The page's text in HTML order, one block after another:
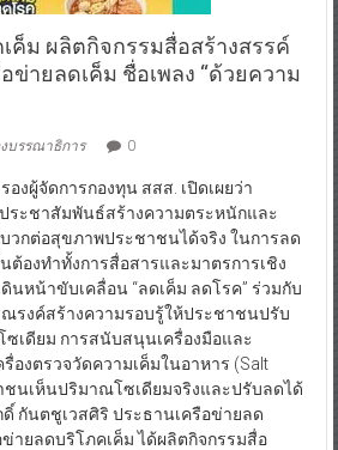
ค็ม ผลิตกิจกรรมสื่อสร้างสรรค์
ข่ายลดเค็ม ชื่อเพลง “ด้วยความ
บรรณาธิการ 0
องผู้จัดการกองทุน สสส. เปิดเผยว่า
ระชาสัมพันธ์สร้างความตระหนักและ
วกต่อสุขภาพประชาชนได้จริง ในการลด
ต้องทำทั้งการสื่อสารและมาตรการเชิง
นหน้าขับเคลื่อน “ลดเค็ม ลดโรค” ร่วมกับ
รงค์สร้างความรอบรู้ให้ประชาชนปรับ
เดียม การสนับสนุนเครื่องมือและ
องตรวจวัดความเค็มในอาหาร (Salt
ชนเห็นปริมาณโซเดียมจริงและปรับลดได้
กันตชูเวสศิริ ประธานเครือข่ายลด
ายลดบริโภคเค็ม ได้ผลิตกิจกรรมสื่อ